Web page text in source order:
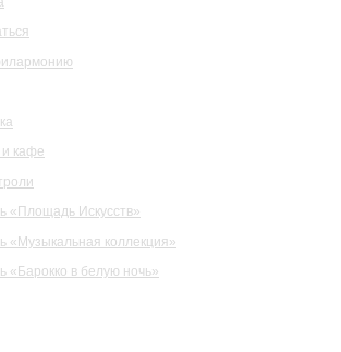
и кафе
«Площадь Искусств»
«Музыкальная коллекция»
«Барокко в белую ночь»